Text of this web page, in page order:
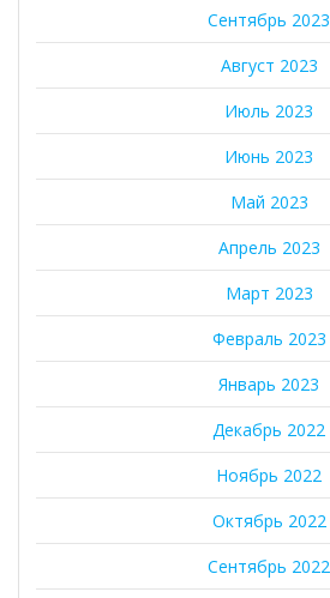
Сентябрь 2023
Август 2023
Июль 2023
Июнь 2023
Май 2023
Апрель 2023
Март 2023
Февраль 2023
Январь 2023
Декабрь 2022
Ноябрь 2022
Октябрь 2022
Сентябрь 2022